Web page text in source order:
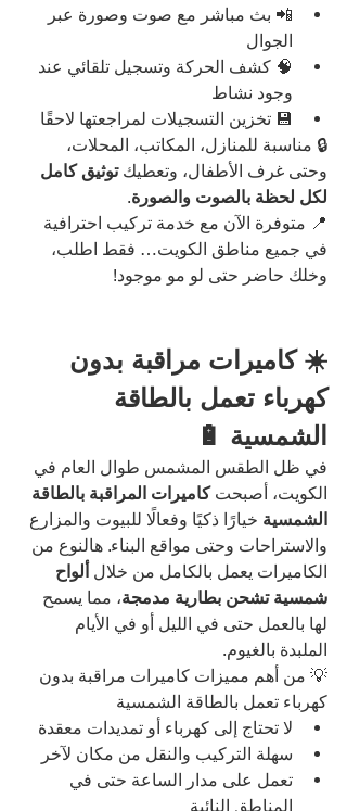
📲 بث مباشر مع صوت وصورة عبر
الجوال
🧠 كشف الحركة وتسجيل تلقائي عند
وجود نشاط
💾 تخزين التسجيلات لمراجعتها لاحقًا
🔒 مناسبة للمنازل، المكاتب، المحلات،
وحتى غرف الأطفال، وتعطيك توثيق كامل
لكل لحظة بالصوت والصورة.
📍 متوفرة الآن مع خدمة تركيب احترافية
في جميع مناطق الكويت… فقط اطلب،
وخلك حاضر حتى لو مو موجود!
☀️ كاميرات مراقبة بدون
كهرباء تعمل بالطاقة
الشمسية 🔋
في ظل الطقس المشمس طوال العام في
الكويت، أصبحت كاميرات المراقبة بالطاقة
الشمسية خيارًا ذكيًا وفعالًا للبيوت والمزارع
والاستراحات وحتى مواقع البناء. هالنوع من
الكاميرات يعمل بالكامل من خلال ألواح
شمسية تشحن بطارية مدمجة، مما يسمح
لها بالعمل حتى في الليل أو في الأيام
الملبدة بالغيوم.
💡 من أهم مميزات كاميرات مراقبة بدون
كهرباء تعمل بالطاقة الشمسية
لا تحتاج إلى كهرباء أو تمديدات معقدة
سهلة التركيب والنقل من مكان لآخر
تعمل على مدار الساعة حتى في
المناطق النائية